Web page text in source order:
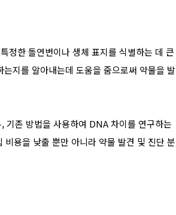
정한 돌연변이나 생체 표지를 식별하는 데 큰
지를 알아내는데 도움을 줌으로써 약물을 발
기존 방법을 사용하여 DNA 차이를 연구하는
용을 낮출 뿐만 아니라 약물 발견 및 진단 분